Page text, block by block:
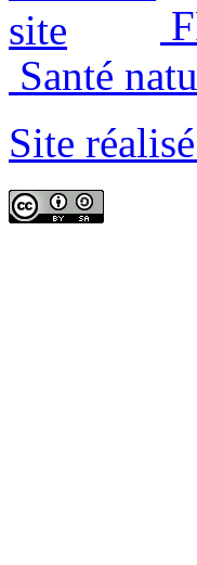
Santé
Site